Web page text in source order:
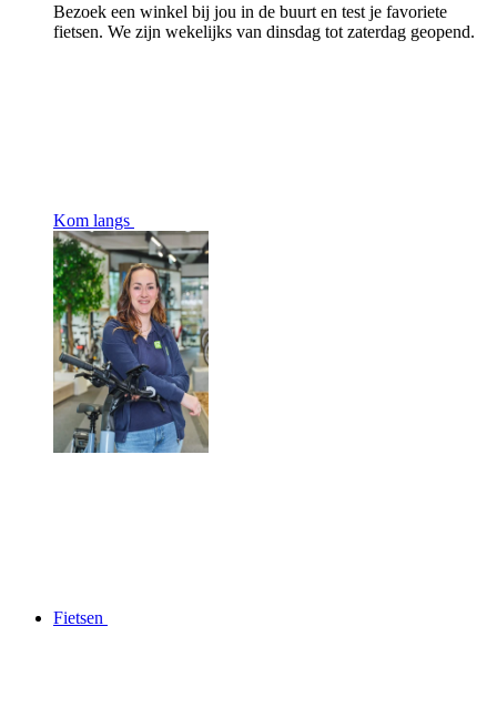
Bezoek een winkel bij jou in de buurt en test je favoriete
fietsen. We zijn wekelijks van dinsdag tot zaterdag geopend.
Kom langs
Fietsen